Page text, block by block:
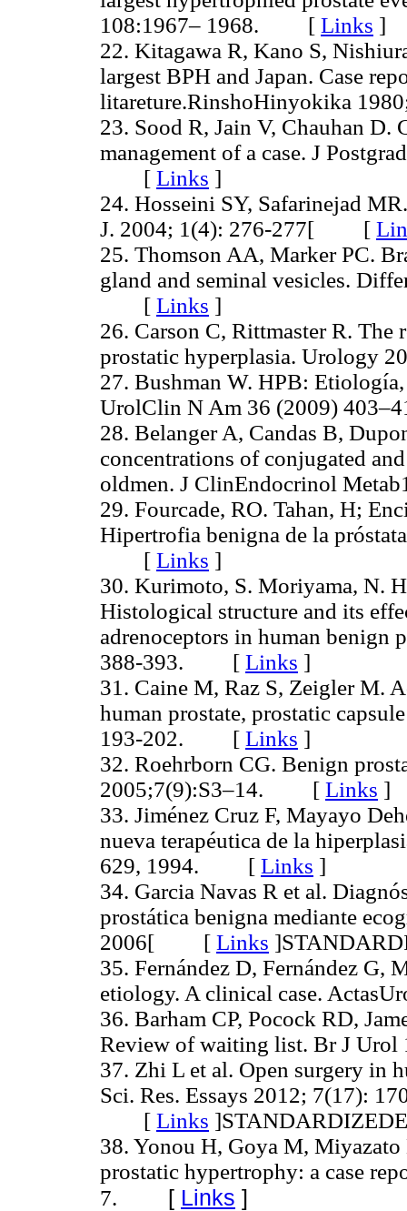
108:1967– 1968. [ Links ]
22. Kitagawa R, Kano S,
largest BPH and Japan. Case
litareture.RinshoHinyokika
23. Sood R, Jain V, Chauhan D.
management of a case. J
[ Links ]
24. Hosseini SY, Safarinejad
J. 2004; 1(4): 276-277[ [
25. Thomson AA, Marker PC.
gland and seminal vesicles.
[ Links ]
26. Carson C, Rittmaster R.
prostatic hyperplasia.
27. Bushman W. HPB:
UrolClin N Am 36 (2009)
28. Belanger A, Candas B,
concentrations of conjugated
oldmen. J ClinEndocrinol
29. Fourcade, RO. Tahan, H;
Hipertrofia benigna de la
[ Links ]
30. Kurimoto, S. Moriyama, N.
Histological structure and its
adrenoceptors in human benign
388-393. [ Links ]
31. Caine M, Raz S, Zeigler M.
human prostate, prostatic
193-202. [ Links ]
32. Roehrborn CG. Benign
2005;7(9):S3–14. [ Links ]
33. Jiménez Cruz F, Mayayo
nueva terapéutica de la
629, 1994. [ Links ]
34. Garcia Navas R et al.
prostática benigna mediante
2006[ [ Links ]
35. Fernández D, Fernández G,
etiology. A clinical case.
36. Barham CP, Pocock RD,
Review of waiting list. Br J
37. Zhi L et al. Open surgery in
Sci. Res. Essays 2012; 7(17):
[ Links ]
38. Yonou H, Goya M,
prostatic hypertrophy: a case
7. [ Links ]